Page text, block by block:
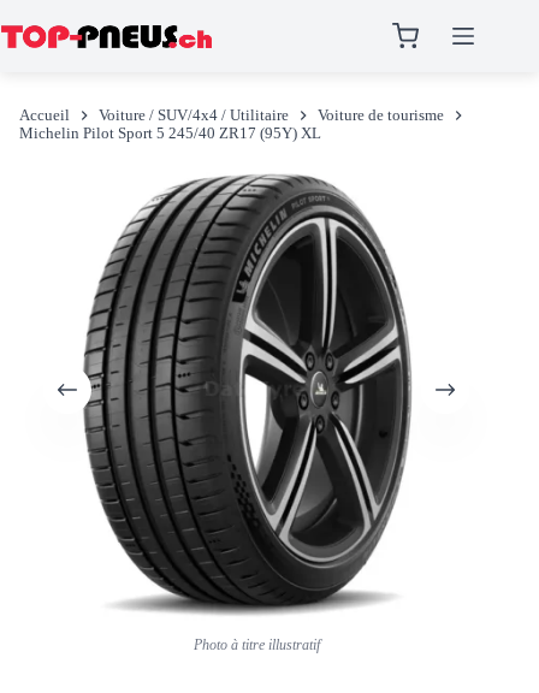
contenu
Accueil Voiture / SUV/4x4 / Utilitaire
Voiture de tourisme
Michelin Pilot Sport 5 245/40 ZR17 (95Y) XL
Photo à titre illustratif